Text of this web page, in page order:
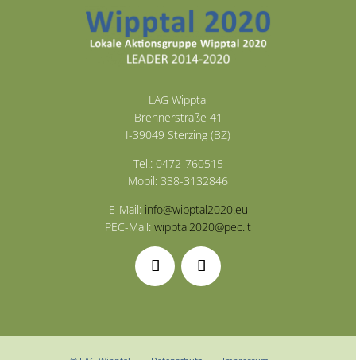
LAG Wipptal
Brennerstraße 41
I-39049 Sterzing (BZ)
Tel.: 0472-760515
Mobil: 338-3132846
E-Mail: info@wipptal2020.eu
PEC-Mail: wipptal2020@pec.it